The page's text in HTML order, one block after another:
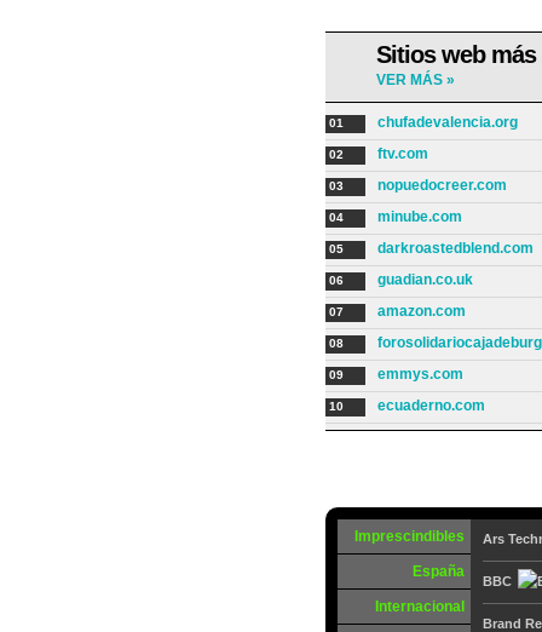
Sitios web más
VER MÁS »
01 chufadevalencia.org
02 ftv.com
03 nopuedocreer.com
04 minube.com
05 darkroastedblend.com
06 guadian.co.uk
07 amazon.com
08
09 emmys.com
10 ecuaderno.com
Imprescindibles
España
Internacional
Ars
BBC
Brand